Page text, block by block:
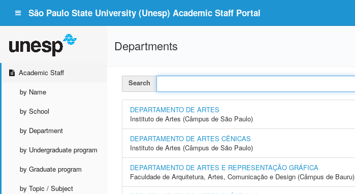
São Paulo State University (Unesp) Academic Staff Portal
Academic Staff
by Name
by School
by Department
by Undergraduate program
by Graduate program
by Topic / Subject
Departments
Search
DEPARTAMENTO DE ARTES
Instituto de Artes (Câmpus de São Paulo)
DEPARTAMENTO DE ARTES CÊNICAS
Instituto de Artes (Câmpus de São Paulo)
DEPARTAMENTO DE ARTES E REPRESENTAÇÃO GRÁFICA
Faculdade de Arquitetura, Artes, Comunicação e Design (Câmpus de Bauru)